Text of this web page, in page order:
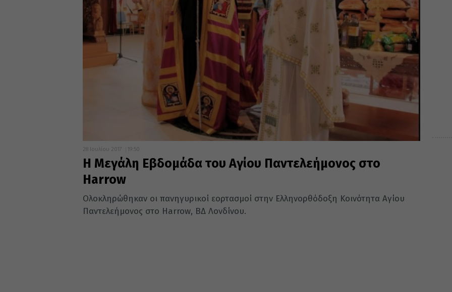
28 Ιουλίου 2017 19:50
Η Μεγάλη Εβδομάδα του Αγίου Παντελεήμονος στο
Harrow
Ολοκληρώθηκαν οι πανηγυρικοί εορτασμοί στην Ελληνορθόδοξη Κοινότητα Αγίου
Παντελεήμονος στο Harrow, ΒΔ Λονδίνου.